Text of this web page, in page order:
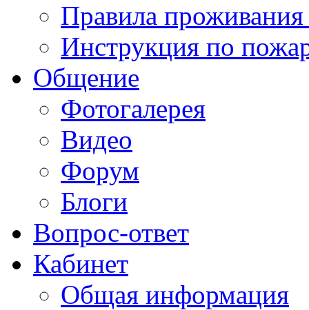
Правила
Инструкция по
Общение
Фотогалерея
Видео
Форум
Блоги
Вопрос-ответ
Кабинет
Общая информация